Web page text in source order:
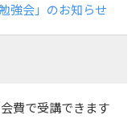
勉強会」のお知らせ
費で受講できます